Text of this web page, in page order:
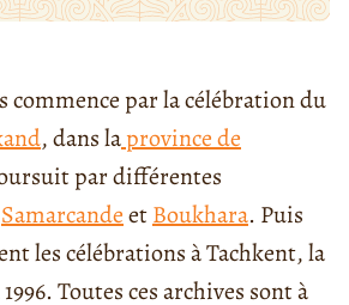
commence par la célébration du
, dans laprovince de
par différentes
SamarcandeetBoukhara. Puis
les célébrations à Tachkent, la
Toutes ces archives sont à